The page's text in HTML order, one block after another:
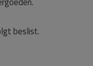
beslist.